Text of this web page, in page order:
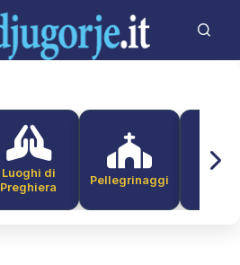
Luoghi di
Preghiera
Pellegrinaggi